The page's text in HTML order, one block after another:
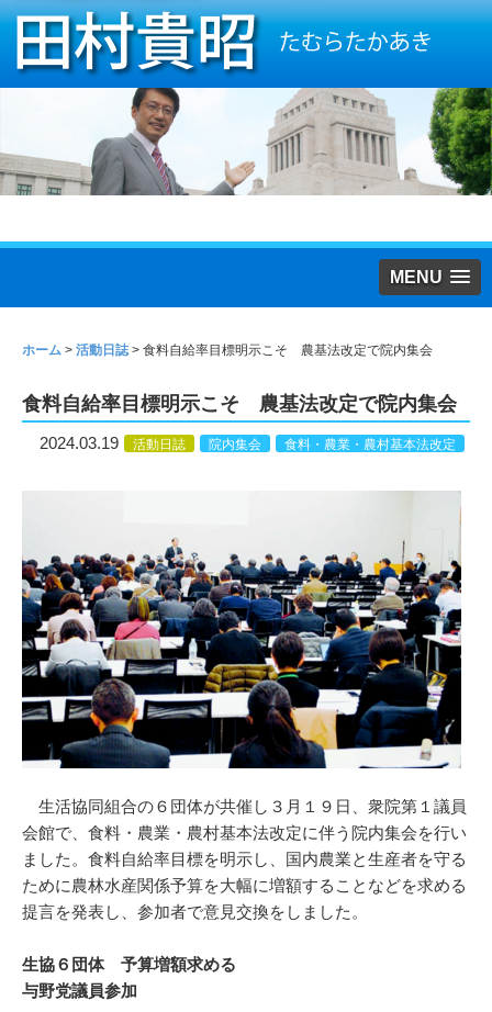
MENU
ホーム > 活動日誌> 食料自給率目標明示こそ 農基法改定で院内集会
食料自給率目標明示こそ 農基法改定で院内集会
2024.03.19 活動日誌 院内集会 食料・農業・農村基本法改定
生活協同組合の６団体が共催し３月１９日、衆院第１議員
会館で、食料・農業・農村基本法改定に伴う院内集会を行い
ました。食料自給率目標を明示し、国内農業と生産者を守る
ために農林水産関係予算を大幅に増額することなどを求める
提言を発表し、参加者で意見交換をしました。
生協６団体 予算増額求める
与野党議員参加